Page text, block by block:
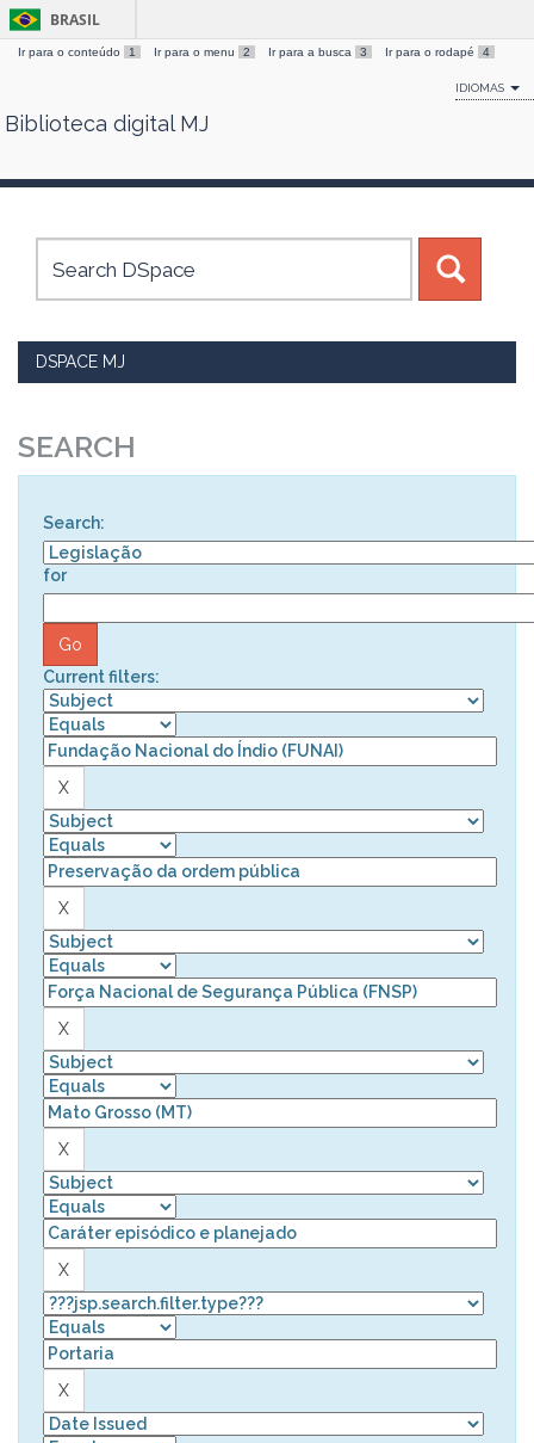
Skip
BRASIL
Ir para o conteúdo 1 Ir para o menu 2 Ir para a busca 3 Ir para o rodapé 4
IDIOMAS
Biblioteca digital MJ
DSPACE MJ
SEARCH
Search:
for
Current filters: